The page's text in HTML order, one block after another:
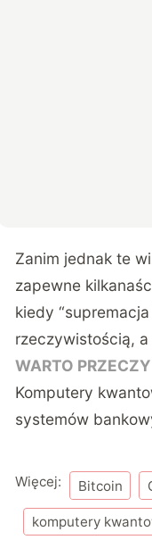
Zanim jednak te
zapewne
kiedy
rzeczywistością,
WARTO
Komputery
systemów
Więcej: Bitcoin
komputery